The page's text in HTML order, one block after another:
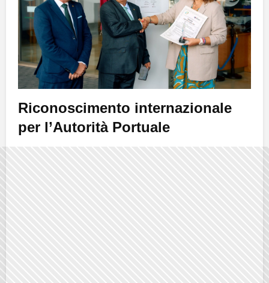
Riconoscimento internazionale
per l’Autorità Portuale